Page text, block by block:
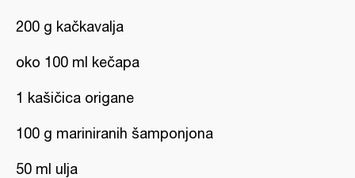
200 g kačkavalja
oko 100 ml kečapa
1 kašičica origane
100 g mariniranih šamponjona
50 ml ulja